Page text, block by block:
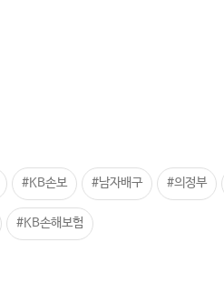
#KB손보 #남자배구 #의정부
#KB손해보험